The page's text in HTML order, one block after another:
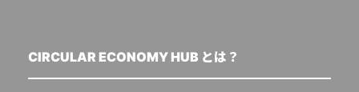
CIRCULAR ECONOMY HUB とは？